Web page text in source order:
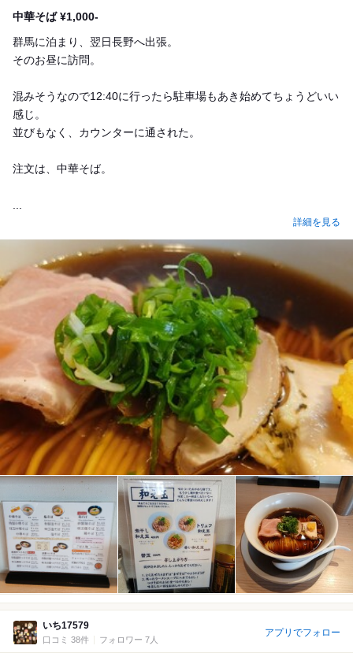
中華そば ¥1,000-
群馬に泊まり、翌日長野へ出張。
そのお昼に訪問。
混みそうなので12:40に行ったら駐車場もあき始めてちょうどいい
感じ。
並びもなく、カウンターに通された。
注文は、中華そば。
...
詳細を見る
いち17579
口コミ 38件 フォロワー 7人
アプリでフォロー